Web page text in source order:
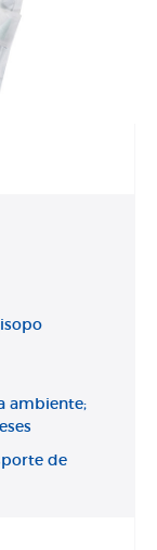
ambiente;
de